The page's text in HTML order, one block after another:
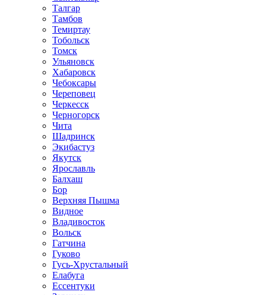
Талгар
Тамбов
Темиртау
Тобольск
Томск
Ульяновск
Хабаровск
Чебоксары
Череповец
Черкесск
Черногорск
Чита
Шадринск
Экибастуз
Якутск
Ярославль
Балхаш
Бор
Верхняя Пышма
Видное
Владивосток
Вольск
Гатчина
Гуково
Гусь-Хрустальный
Елабуга
Ессентуки